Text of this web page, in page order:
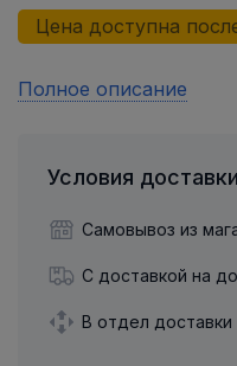
Цена доступна
Полное описание
Условия доставки
Самовывоз из
С доставкой на
В отдел доставки